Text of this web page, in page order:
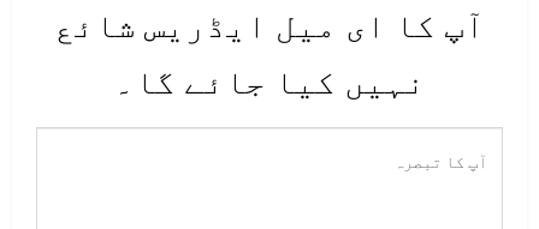
آپ کا ای میل ایڈریس شائع
نہیں کیا جائے گا۔